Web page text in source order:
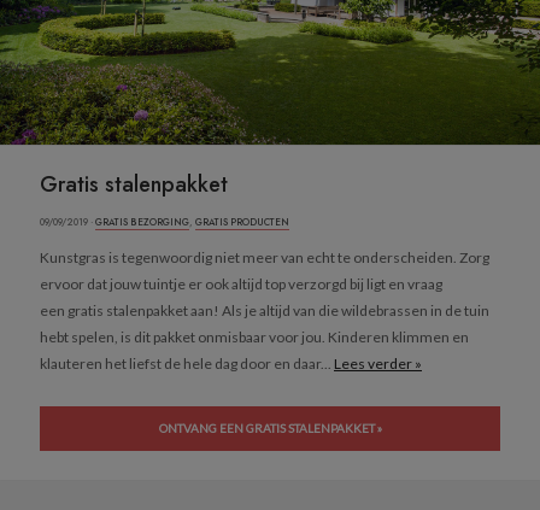
Gratis stalenpakket
09/09/2019 ·GRATIS BEZORGING, GRATIS PRODUCTEN
Kunstgras is tegenwoordig niet meer van echt te onderscheiden. Zorg
ervoor dat jouw tuintje er ook altijd top verzorgd bij ligt en vraag
een gratis stalenpakket aan! Als je altijd van die wildebrassen in de tuin
hebt spelen, is dit pakket onmisbaar voor jou. Kinderen klimmen en
klauteren het liefst de hele dag door en daar... Lees verder »
ONTVANG EEN GRATIS STALENPAKKET »